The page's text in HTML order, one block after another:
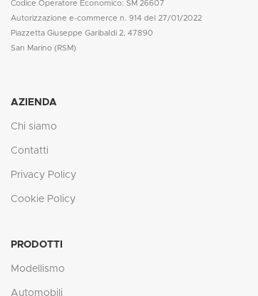
Codice Operatore Economico: SM 26607
Autorizzazione e-commerce n. 914 del 27/01/2022
Piazzetta Giuseppe Garibaldi 2, 47890
San Marino (RSM)
AZIENDA
Chi siamo
Contatti
Privacy Policy
Cookie Policy
PRODOTTI
Modellismo
Automobili